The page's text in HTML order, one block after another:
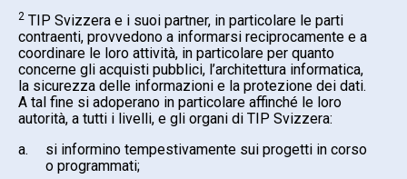
2 TIP Svizzera e i suoi partner, in particolare le parti
contraenti, provvedono a informarsi reciprocamente e a
coordinare le loro attività, in particolare per quanto
concerne gli acquisti pubblici, l’architettura informatica,
la sicurezza delle informazioni e la protezione dei dati.
A tal fine si adoperano in particolare affinché le loro
autorità, a tutti i livelli, e gli organi di TIP Svizzera:
a.
si informino tempestivamente sui progetti in corso
o programmati;